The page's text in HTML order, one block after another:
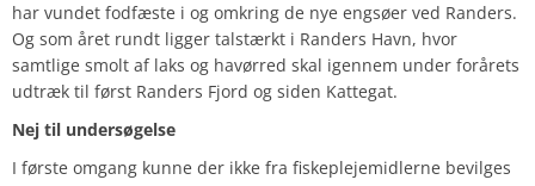
har vundet fodfæste i og omkring de nye engsøer ved Randers.
Og som året rundt ligger talstærkt i Randers Havn, hvor
samtlige smolt af laks og havørred skal igennem under forårets
udtræk til først Randers Fjord og siden Kattegat.
Nej til undersøgelse
I første omgang kunne der ikke fra fiskeplejemidlerne bevilges